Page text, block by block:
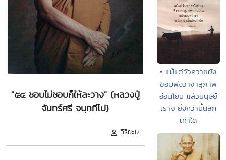
"๕๔ ชอบไม่ชอบก็ให้ละวาง" (หลวงปู่
จันทร์ศรี จนฺททีโป)
วิริยะ12
• แม้แต่วัวควายยัง
ชอบฟังวาจาสุภาพ
อ่อนโยน แล้วมนุษย์
เราจะยิ่งกว่านั้นสัก
เท่าใด